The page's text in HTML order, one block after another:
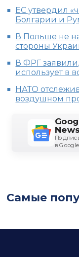
ЕС утвердил
Болгарии и
В Польше не
стороны
В ФРГ
использует в
НАТО
воздушном
News
в
Самые